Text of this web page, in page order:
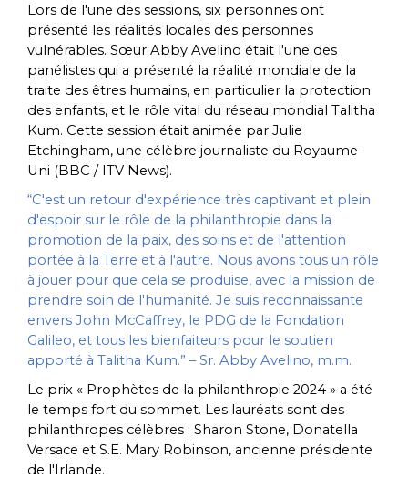
Lors de l'une des sessions, six personnes ont
présenté les réalités locales des personnes
vulnérables. Sœur Abby Avelino était l'une des
panélistes qui a présenté la réalité mondiale de la
traite des êtres humains, en particulier la protection
des enfants, et le rôle vital du réseau mondial Talitha
Kum. Cette session était animée par Julie
Etchingham, une célèbre journaliste du Royaume-
Uni (BBC / ITV News).
“C'est un retour d'expérience très captivant et plein
d'espoir sur le rôle de la philanthropie dans la
promotion de la paix, des soins et de l'attention
portée à la Terre et à l'autre. Nous avons tous un rôle
à jouer pour que cela se produise, avec la mission de
prendre soin de l'humanité. Je suis reconnaissante
envers John McCaffrey, le PDG de la Fondation
Galileo, et tous les bienfaiteurs pour le soutien
apporté à Talitha Kum.” – Sr. Abby Avelino, m.m.
Le prix « Prophètes de la philanthropie 2024 » a été
le temps fort du sommet. Les lauréats sont des
philanthropes célèbres : Sharon Stone, Donatella
Versace et S.E. Mary Robinson, ancienne présidente
de l'Irlande.